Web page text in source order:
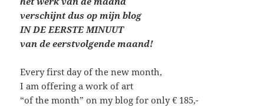
verschijnt dus op mijn blog
IN DE EERSTE MINUUT
van de eerstvolgende maand!
Every first day of the new month,
I am offering a work of art
“of the month” on my blog for only € 185,-